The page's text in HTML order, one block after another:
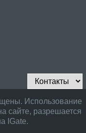
Использование
сайте, разрешается
IGate.